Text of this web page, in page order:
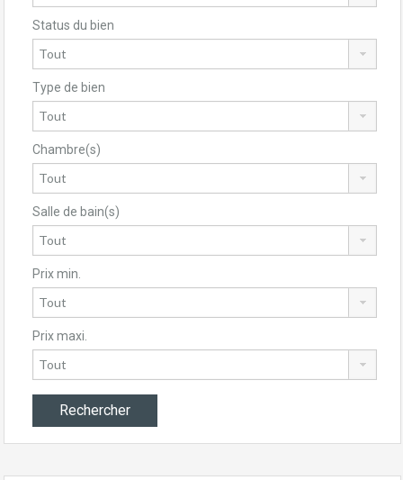
Status du bien
Type de bien
Chambre(s)
Salle de bain(s)
Prix min.
Prix maxi.